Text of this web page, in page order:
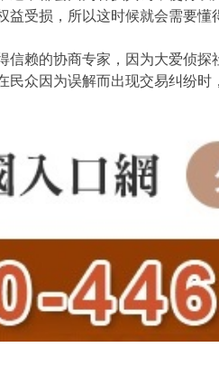
受损，所以这时候就会需要懂
赖的协商专家，因为大爱侦
众因为误解而出现交易纠纷